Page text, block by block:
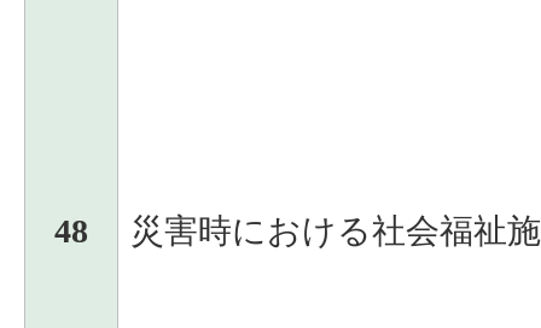
48 災害時における社会福祉